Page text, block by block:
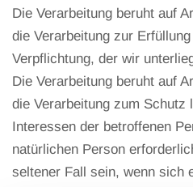
Die Verarbeitung beruht auf
die Verarbeitung zur
Verpflichtung, der wir
Die Verarbeitung beruht auf
die Verarbeitung zum Schutz
Interessen der betroffenen
natürlichen Person
seltener Fall sein, wenn sich